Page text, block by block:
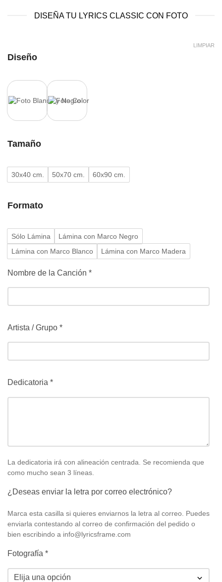
DISEÑA TU LYRICS CLASSIC CON FOTO
Diseño
Tamaño
30x40 cm. 50x70 cm. 60x90 cm.
Formato
Sólo Lámina
Lámina con Marco Negro
Lámina con Marco Blanco
Lámina con Marco Madera
LIMPIAR
Nombre de la Canción *
Artista / Grupo *
Dedicatoria *
La dedicatoria irá con alineación centrada. Se recomienda que
como mucho sean 3 líneas.
¿Deseas enviar la letra por correo electrónico?
Marca esta casilla si quieres enviarnos la letra al correo. Puedes
enviarla contestando al correo de confirmación del pedido o
bien escribindo a info@lyricsframe.com
Fotografía *